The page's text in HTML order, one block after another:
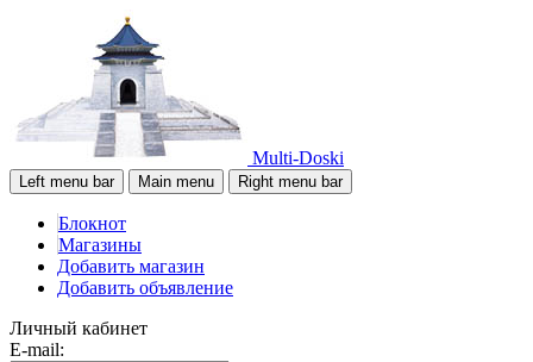
Multi-Doski
Left menu bar Main menu Right menu bar
Блокнот
Магазины
Добавить магазин
Добавить объявление
Личный кабинет
E-mail: